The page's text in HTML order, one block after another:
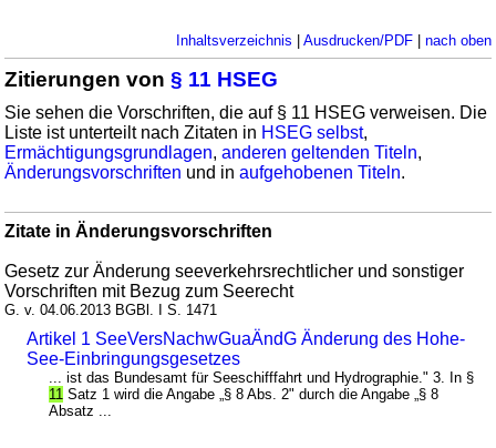
Inhaltsverzeichnis Ausdrucken/PDF| nach oben
Zitierungen von§ 11 HSEG
Sie sehen die Vorschriften, die auf § 11 HSEG verweisen. Die
Liste ist unterteilt nach Zitaten in HSEG selbst,
Ermächtigungsgrundlagen,anderen geltenden Titeln,
Änderungsvorschriften und inaufgehobenen Titeln.
Zitate in Änderungsvorschriften
Gesetz zur Änderung seeverkehrsrechtlicher und sonstiger
Vorschriften mit Bezug zum Seerecht
G. v. 04.06.2013 BGBl. I S. 1471
Artikel 1 SeeVersNachwGuaÄndG Änderung des Hohe-
See-Einbringungsgesetzes
... ist das Bundesamt für Seeschifffahrt und Hydrographie." 3. In §
11 Satz 1 wird die Angabe „§ 8 Abs. 2" durch die Angabe „§ 8
Absatz ...